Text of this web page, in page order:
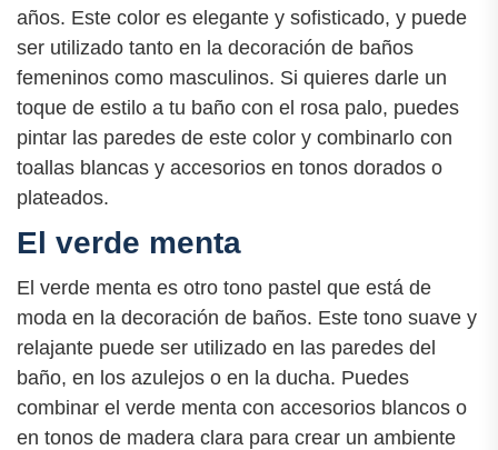
años. Este color es elegante y sofisticado, y puede
ser utilizado tanto en la decoración de baños
femeninos como masculinos. Si quieres darle un
toque de estilo a tu baño con el rosa palo, puedes
pintar las paredes de este color y combinarlo con
toallas blancas y accesorios en tonos dorados o
plateados.
El verde menta
El verde menta es otro tono pastel que está de
moda en la decoración de baños. Este tono suave y
relajante puede ser utilizado en las paredes del
baño, en los azulejos o en la ducha. Puedes
combinar el verde menta con accesorios blancos o
en tonos de madera clara para crear un ambiente